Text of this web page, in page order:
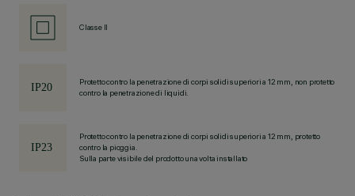
Classe II
Protetto contro la penetrazione di corpi solidi superiori a 12 mm, non protetto
contro la penetrazione di liquidi.
Protetto contro la penetrazione di corpi solidi superiori a 12 mm, protetto
contro la pioggia.
Sulla parte visibile del prodotto una volta installato